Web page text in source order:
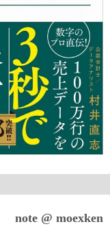
note @ moexken